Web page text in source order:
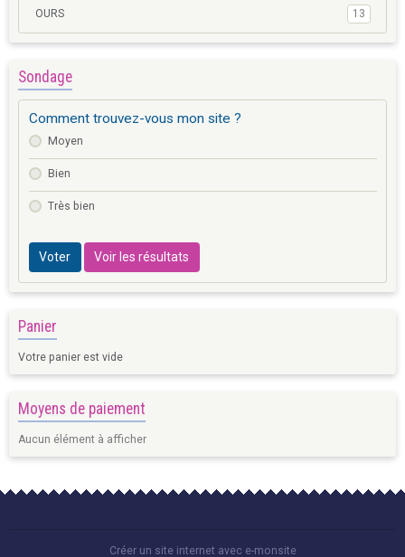
OURS 13
Sondage
Comment trouvez-vous mon site ?
Moyen
Bien
Très bien
Voter Voir les résultats
Panier
Votre panier est vide
Moyens de paiement
Aucun élément à afficher
Créer un site internet avec e-monsite